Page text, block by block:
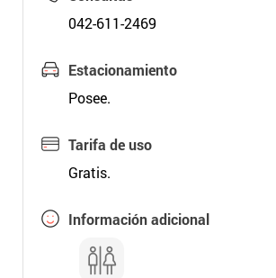
042-611-2469
Estacionamiento
Posee.
Tarifa de uso
Gratis.
Información adicional